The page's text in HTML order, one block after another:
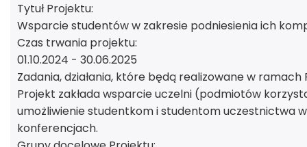
Tytuł Projektu:
Wsparcie studentów w zakresie podniesienia ich
Czas trwania projektu:
01.10.2024 - 30.06.2025
Zadania, działania, które będą realizowane w ramach
Projekt zakłada wsparcie uczelni (podmiotów
umożliwienie studentkom i studentom uczestnictwa
konferencjach.